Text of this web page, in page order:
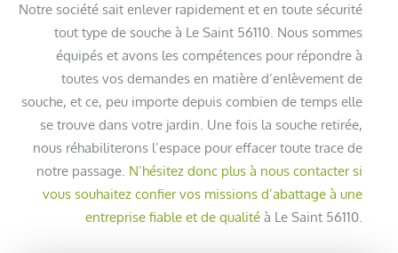
Notre société sait enlever rapidement et en toute sécurité
tout type de souche à Le Saint 56110. Nous sommes
équipés et avons les compétences pour répondre à
toutes vos demandes en matière d’enlèvement de
souche, et ce, peu importe depuis combien de temps elle
se trouve dans votre jardin. Une fois la souche retirée,
nous réhabiliterons l’espace pour effacer toute trace de
notre passage. N’hésitez donc plus à nous contacter si
vous souhaitez confier vos missions d’abattage à une
entreprise fiable et de qualité à Le Saint 56110.